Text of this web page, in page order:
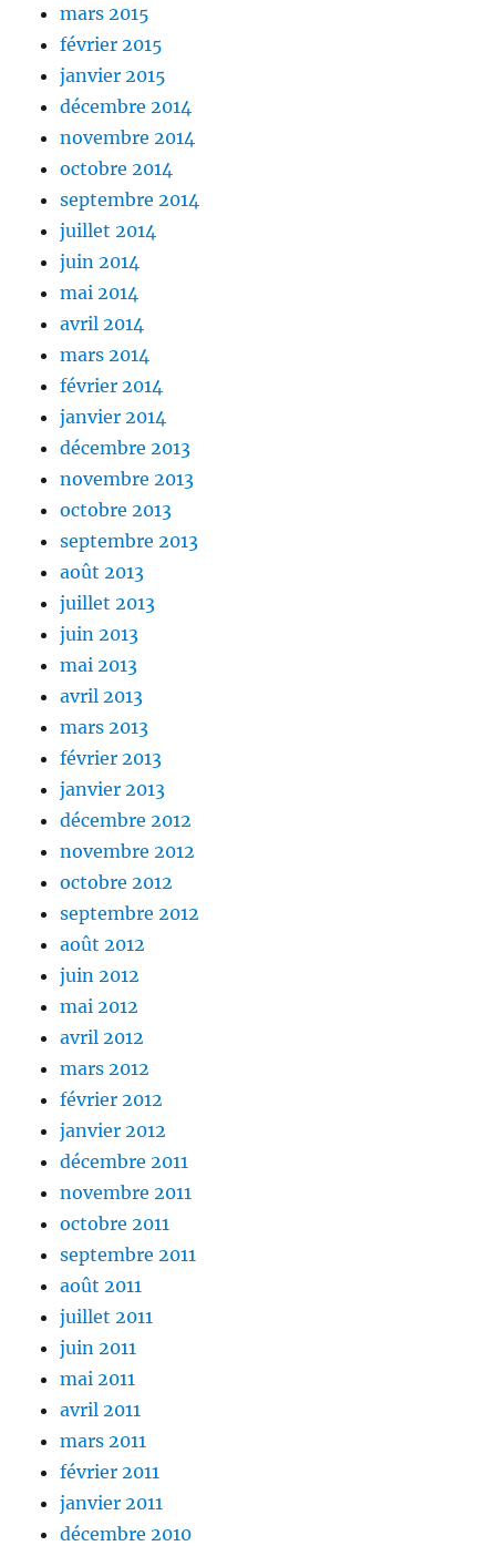
mars 2015
février 2015
janvier 2015
décembre 2014
novembre 2014
octobre 2014
septembre 2014
juillet 2014
juin 2014
mai 2014
avril 2014
mars 2014
février 2014
janvier 2014
décembre 2013
novembre 2013
octobre 2013
septembre 2013
août 2013
juillet 2013
juin 2013
mai 2013
avril 2013
mars 2013
février 2013
janvier 2013
décembre 2012
novembre 2012
octobre 2012
septembre 2012
août 2012
juin 2012
mai 2012
avril 2012
mars 2012
février 2012
janvier 2012
décembre 2011
novembre 2011
octobre 2011
septembre 2011
août 2011
juillet 2011
juin 2011
mai 2011
avril 2011
mars 2011
février 2011
janvier 2011
décembre 2010